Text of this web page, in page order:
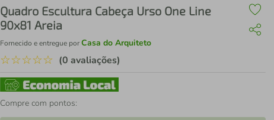
Quadro Escultura Cabeça Urso One Line
90x81 Areia
Fornecido e entregue porCasa do Arquiteto
☆☆☆☆☆ (0 avaliações)
Compre com pontos: